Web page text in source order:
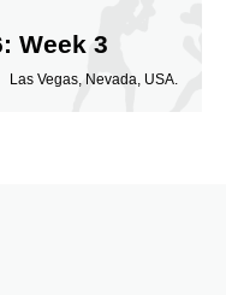
Week 3
Las Vegas, Nevada, USA.